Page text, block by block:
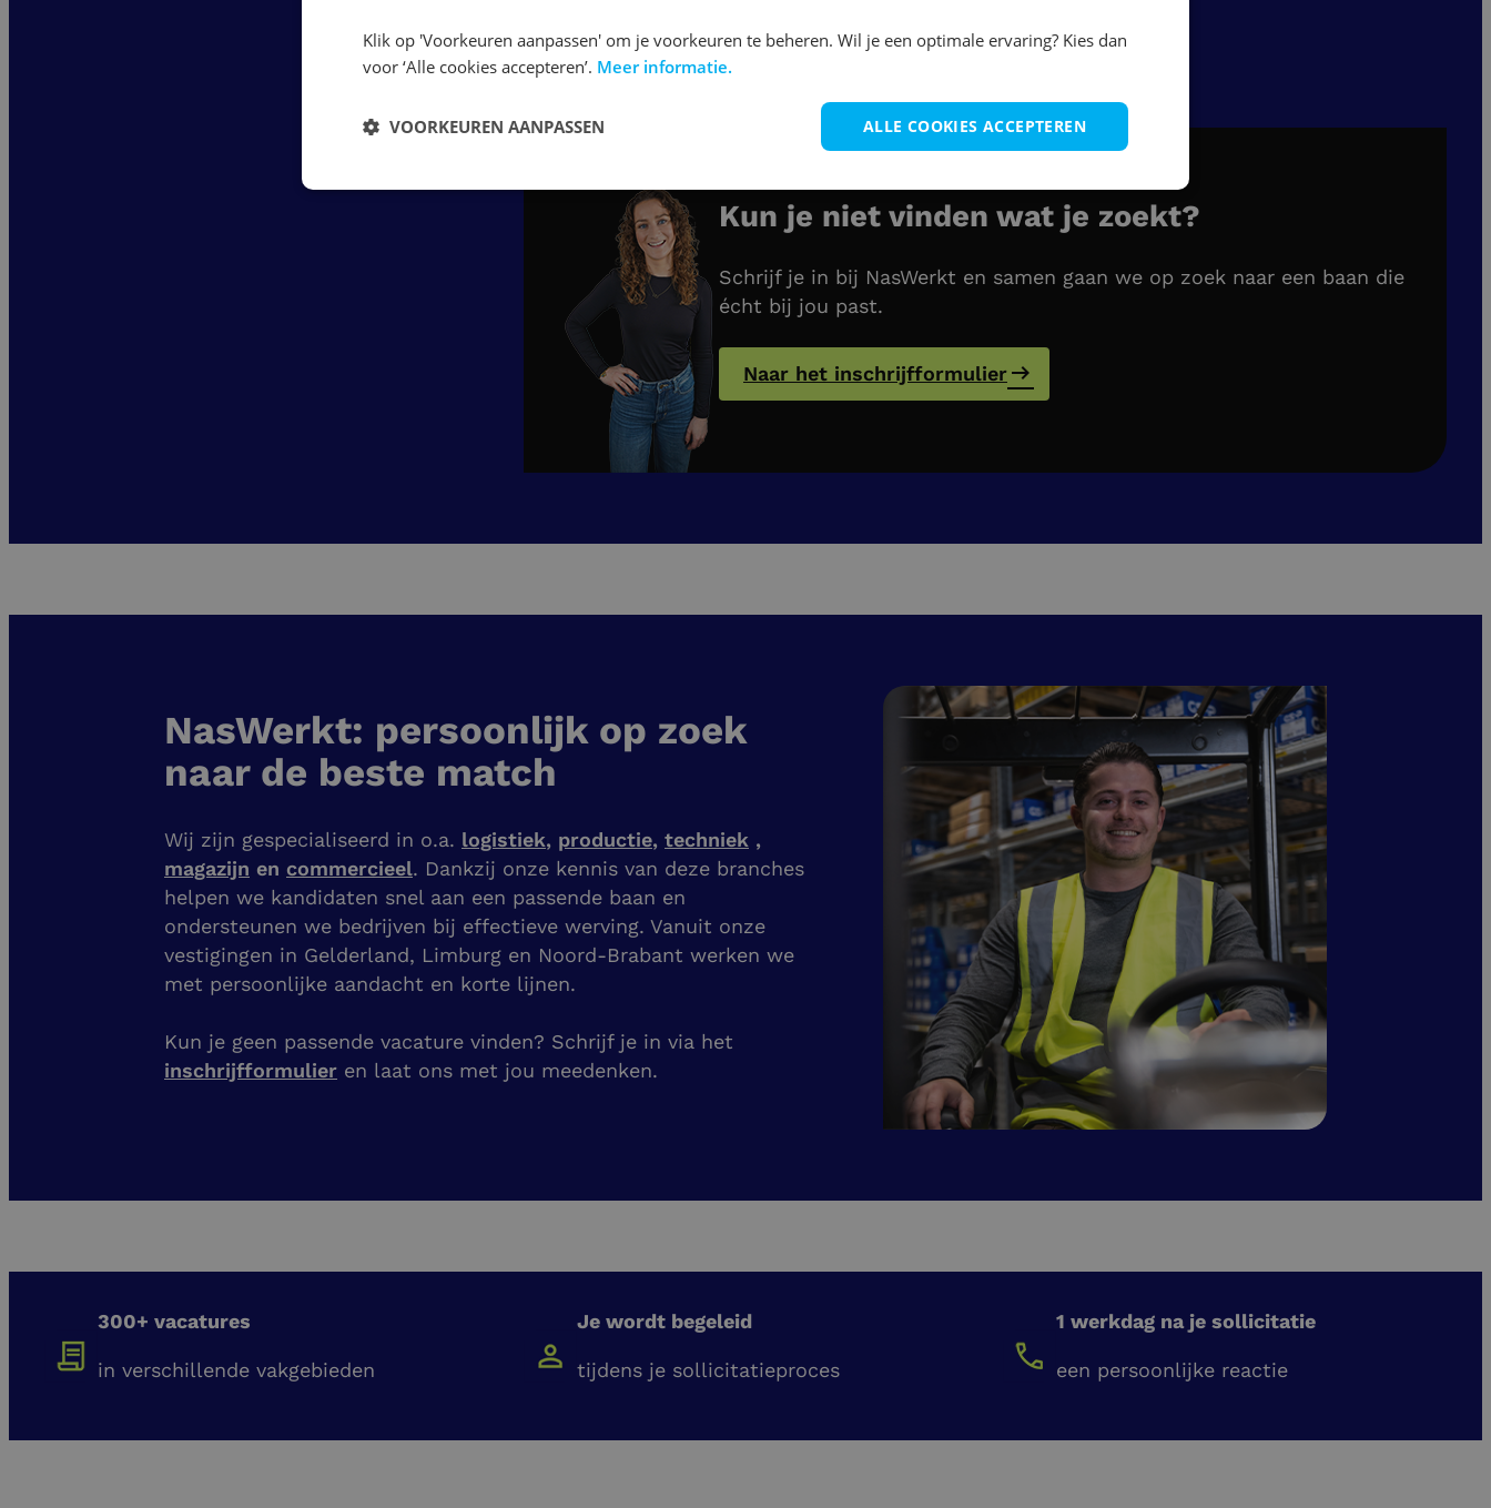
Bekijk vacature
Kun je niet vinden wat je zoekt?
Schrijf je in bij NasWerkt en samen gaan we op zoek naar een baan die
écht bij jou past.
Naar het inschrijfformulier
NasWerkt: persoonlijk op zoek
naar de beste match
Wij zijn gespecialiseerd in o.a. logistiek, productie, techniek ,
magazijn en commercieel. Dankzij onze kennis van deze branches
helpen we kandidaten snel aan een passende baan en
ondersteunen we bedrijven bij effectieve werving. Vanuit onze
vestigingen in Gelderland, Limburg en Noord-Brabant werken we
met persoonlijke aandacht en korte lijnen.
Kun je geen passende vacature vinden? Schrijf je in via het
inschrijfformulier en laat ons met jou meedenken.
300+ vacatures
in verschillende vakgebieden
Je wordt begeleid
tijdens je sollicitatieproces
1 werkdag na je sollicitatie
een persoonlijke reactie
Klik op 'Voorkeuren aanpassen' om je voorkeuren te beheren. Wil je een optimale ervaring? Kies dan
voor ‘Alle cookies accepteren’. Meer informatie.
ALLE COOKIES ACCEPTEREN
VOORKEUREN AANPASSEN